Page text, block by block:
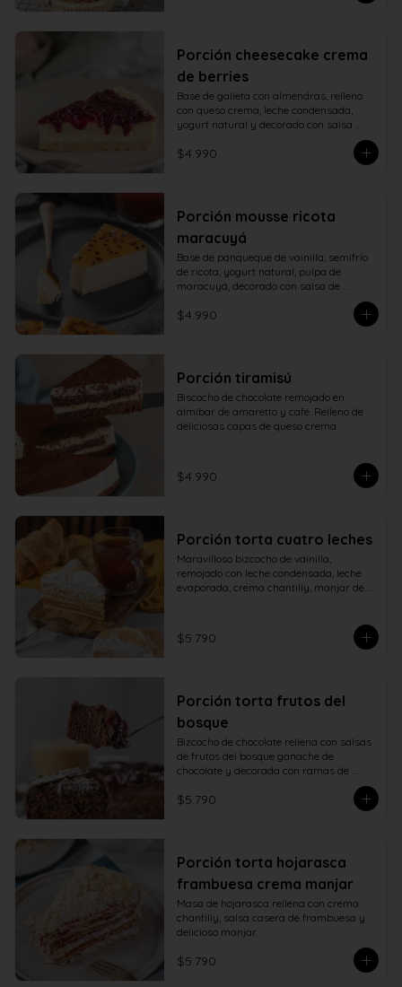
Porción cheesecake crema
de berries
Base de galleta con almendras, relleno
con queso crema, leche condensada,
yogurt natural y decorado con salsa
$4.990
Porción mousse ricota
maracuyá
Base de panqueque de vainilla, semifrío
de ricota, yogurt natural, pulpa de
maracuyá, decorado con salsa de
$4.990
Porción tiramisú
Biscocho de chocolate remojado en
almíbar de amaretto y café. Relleno de
deliciosas capas de queso crema.
$4.990
Porción torta cuatro leches
Maravilloso bizcocho de vainilla,
remojado con leche condensada, leche
evaporada, crema chantilly, manjar de
$5.790
Porción torta frutos del
bosque
Bizcocho de chocolate rellena con salsas
de frutos del bosque ganache de
chocolate y decorada con ramas de
$5.790
Porción torta hojarasca
frambuesa crema manjar
Masa de hojarasca rellena con crema
chantilly, salsa casera de frambuesa y
delicioso manjar.
$5.790